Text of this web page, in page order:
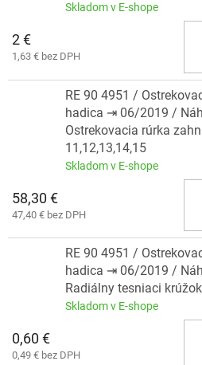
Skladom v E-shope
2 €
1,63 € bez DPH
RE 90 4951 /
hadica ⇥ 06/2019 /
Ostrekovacia rúrka
11,12,13,14,15
Skladom v E-shope
58,30 €
47,40 € bez DPH
RE 90 4951 /
hadica ⇥ 06/2019 /
Radiálny tesniaci
Skladom v E-shope
0,60 €
0,49 € bez DPH